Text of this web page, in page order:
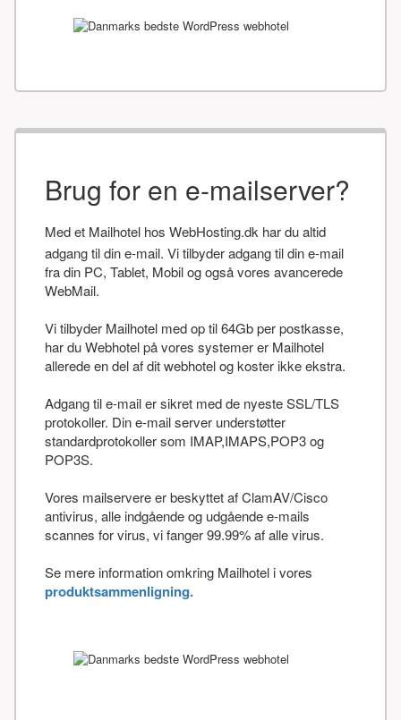
Brug for en e-mailserver?
Med et Mailhotel hos WebHosting.dk har du altid
adgang til din e-mail. Vi tilbyder adgang til din e-mail
fra din PC, Tablet, Mobil og også vores avancerede
WebMail.
Vi tilbyder Mailhotel med op til 64Gb per postkasse,
har du Webhotel på vores systemer er Mailhotel
allerede en del af dit webhotel og koster ikke ekstra.
Adgang til e-mail er sikret med de nyeste SSL/TLS
protokoller. Din e-mail server understøtter
standardprotokoller som IMAP,IMAPS,POP3 og
POP3S.
Vores mailservere er beskyttet af ClamAV/Cisco
antivirus, alle indgående og udgående e-mails
scannes for virus, vi fanger 99.99% af alle virus.
Se mere information omkring Mailhotel i vores
produktsammenligning.